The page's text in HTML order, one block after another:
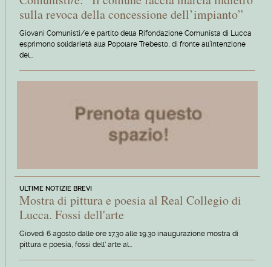
sulla revoca della concessione dell’impianto”
Giovani Comunisti/e e partito della Rifondazione Comunista di Lucca
esprimono solidarietà alla Popolare Trebesto, di fronte all’intenzione
del…
ULTIME NOTIZIE BREVI
Mostra di pittura e poesia al Real Collegio di
Lucca. Fossi dell'arte
Giovedi 6 agosto dalle ore 17.30 alle 19.30 inaugurazione mostra di
pittura e poesia, fossi dell' arte al…